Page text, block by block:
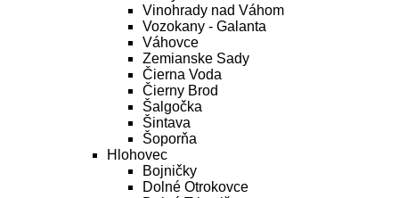
Vinohrady nad Váhom
Vozokany - Galanta
Váhovce
Zemianske Sady
Čierna Voda
Čierny Brod
Šalgočka
Šintava
Šoporňa
Hlohovec
Bojničky
Dolné Otrokovce